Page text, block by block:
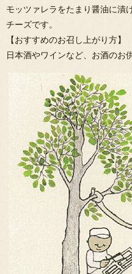
モッツァレラをたまり醤油に漬
チーズです。
【おすすめのお召し上がり方】
日本酒やワインなど、お酒のお